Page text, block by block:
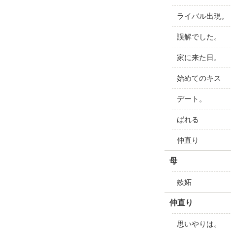
ライバル出現。
誤解でした。
家に来た日。
始めてのキス
デート。
ばれる
仲直り
母
嫉妬
仲直り
思いやりは。